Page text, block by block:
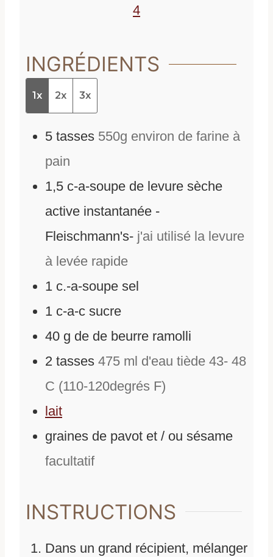
4
INGRÉDIENTS
1x 2x 3x
5 tasses 550g environ de farine à
pain
1,5 c-a-soupe de levure sèche
active instantanée -
Fleischmann's- j'ai utilisé la levure
à levée rapide
1 c.-a-soupe sel
1 c-a-c sucre
40 g de de beurre ramolli
2 tasses 475 ml d'eau tiède 43- 48
C (110-120degrés F)
lait
graines de pavot et / ou sésame
facultatif
INSTRUCTIONS
Dans un grand récipient, mélanger